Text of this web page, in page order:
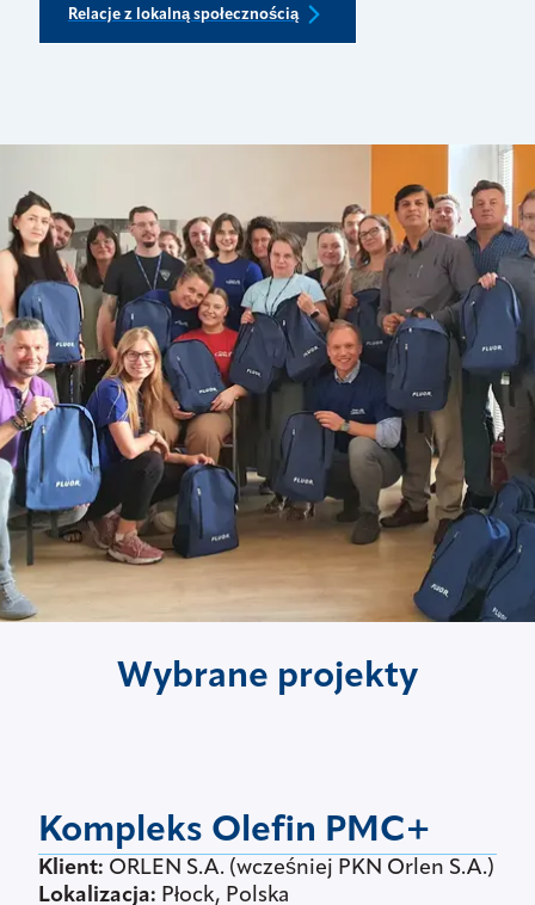
Relacje z lokalną społecznością
Wybrane projekty
Kompleks Olefin PMC+
Klient: ORLEN S.A. (wcześniej PKN Orlen S.A.)
Lokalizacja: Płock, Polska